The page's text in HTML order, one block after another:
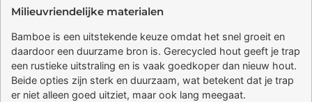
Milieuvriendelijke materialen
Bamboe is een uitstekende keuze omdat het snel groeit en
daardoor een duurzame bron is. Gerecycled hout geeft je trap
een rustieke uitstraling en is vaak goedkoper dan nieuw hout.
Beide opties zijn sterk en duurzaam, wat betekent dat je trap
er niet alleen goed uitziet, maar ook lang meegaat.